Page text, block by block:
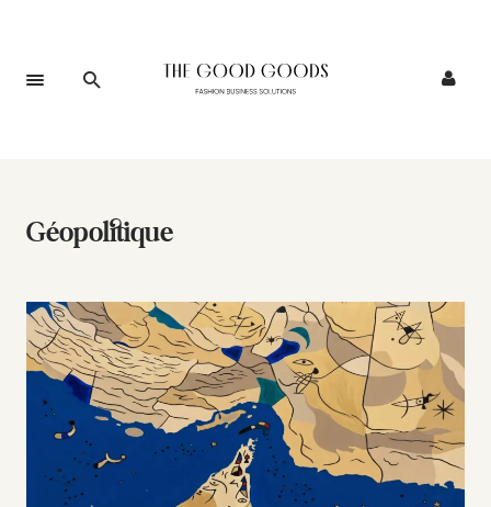
Géopolitique